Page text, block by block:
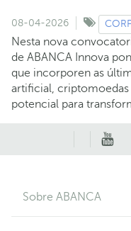
08-04-2026
Nesta nova
de ABANCA Innova
que incorporen as
artificial,
potencial para
Sobre ABANCA